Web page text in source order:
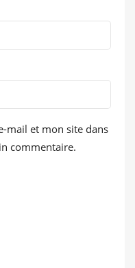
mail et mon site dans
commentaire.